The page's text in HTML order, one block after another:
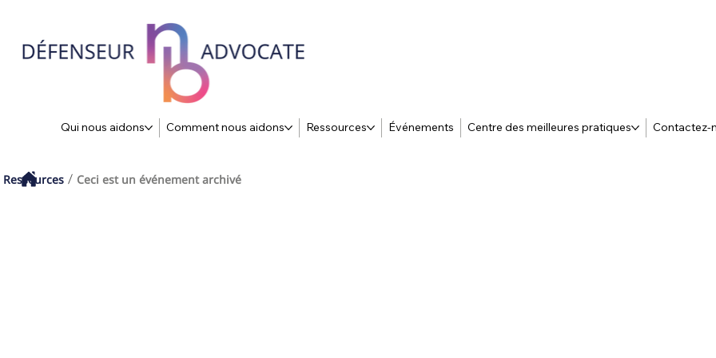
Qui nous aidons Comment nous aidons Ressources Événements Centre des meilleures pratiques Contactez-
Ressources Ceci est un événement archivé